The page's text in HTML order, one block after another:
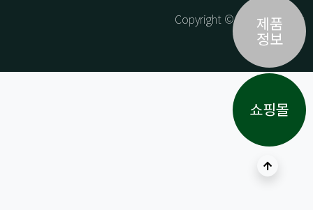
Copyright © ARK All Rights
Reserved.
상단으로
제품
정보
쇼핑몰